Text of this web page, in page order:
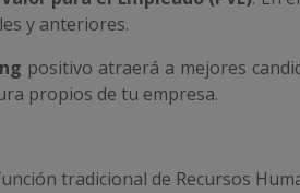
y anteriores.
positivo atraerá a mejores
propios de tu empresa.
tradicional de Recursos